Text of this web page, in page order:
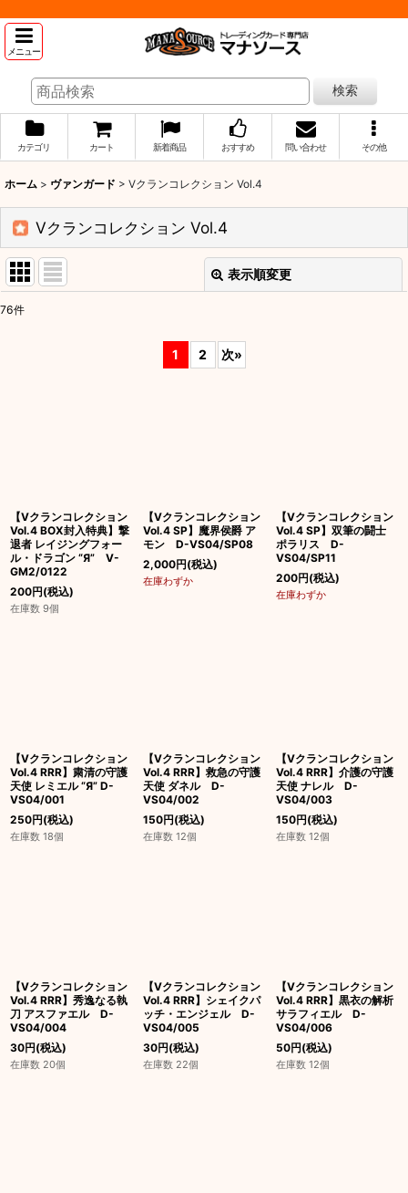
メニュー
検索
カテゴリ カート 新着商品 おすすめ 問い合わせ その他
ホーム > ヴァンガード > Vクランコレクション Vol.4
Vクランコレクション Vol.4
表示順変更
76件
1 2 次»
【Vクランコレクション
Vol.4 BOX封入特典】撃
退者 レイジングフォー
ル・ドラゴン “Я” V-
GM2/0122
200円(税込)
在庫数 9個
【Vクランコレクション
Vol.4 SP】魔界侯爵 ア
モン D-VS04/SP08
2,000円(税込)
在庫わずか
【Vクランコレクション
Vol.4 SP】双筆の闘士
ポラリス D-
VS04/SP11
200円(税込)
在庫わずか
【Vクランコレクション
Vol.4 RRR】粛清の守護
天使 レミエル “Я” D-
VS04/001
250円(税込)
在庫数 18個
【Vクランコレクション
Vol.4 RRR】救急の守護
天使 ダネル D-
VS04/002
150円(税込)
在庫数 12個
【Vクランコレクション
Vol.4 RRR】介護の守護
天使 ナレル D-
VS04/003
150円(税込)
在庫数 12個
【Vクランコレクション
Vol.4 RRR】秀逸なる執
刀 アスファエル D-
VS04/004
30円(税込)
在庫数 20個
【Vクランコレクション
Vol.4 RRR】シェイクパ
ッチ・エンジェル D-
VS04/005
30円(税込)
在庫数 22個
【Vクランコレクション
Vol.4 RRR】黒衣の解析
サラフィエル D-
VS04/006
50円(税込)
在庫数 12個